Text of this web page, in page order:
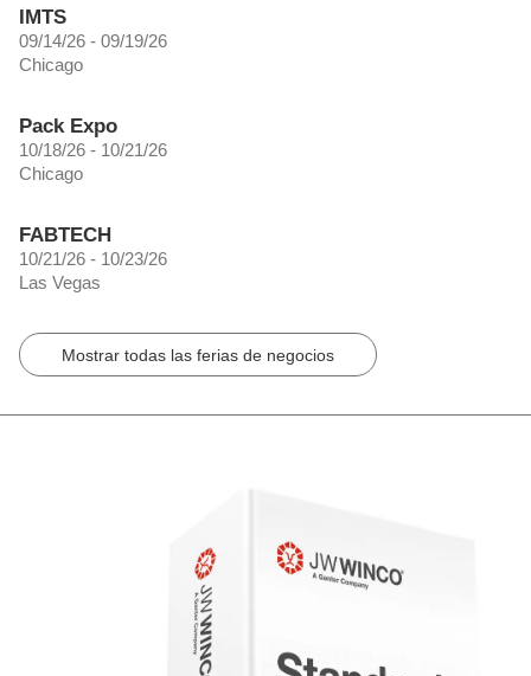
IMTS
09/14/26 - 09/19/26
Chicago
Pack Expo
10/18/26 - 10/21/26
Chicago
FABTECH
10/21/26 - 10/23/26
Las Vegas
Mostrar todas las ferias de negocios